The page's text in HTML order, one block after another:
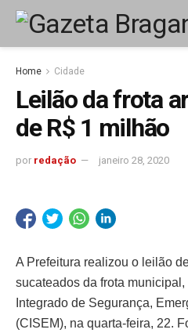
Home Cidade
Leilão da frota
de R$ 1 milhão
por redação janeiro 28, 2020
A Prefeitura realizou o leilão
sucateados da frota
Integrado de Segurança,
(CISEM), na quarta-feira, 22.